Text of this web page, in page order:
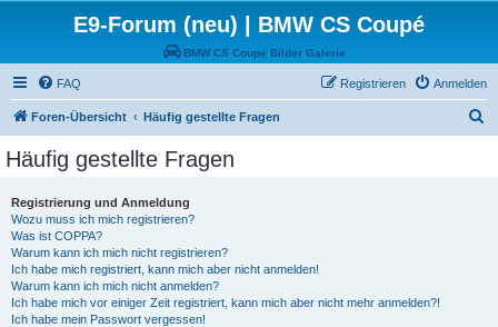
E9-Forum (neu) | BMW CS Coupé
BMW CS Coupe Bilder Galerie
FAQ Anmelden
Registrieren
Foren-Übersicht Häufig gestellte Fragen
Häufig gestellte Fragen
Registrierung und Anmeldung
Wozu muss ich mich registrieren?
Was ist COPPA?
Warum kann ich mich nicht registrieren?
Ich habe mich registriert, kann mich aber nicht anmelden!
Warum kann ich mich nicht anmelden?
Ich habe mich vor einiger Zeit registriert, kann mich aber nicht mehr anmelden?!
Ich habe mein Passwort vergessen!